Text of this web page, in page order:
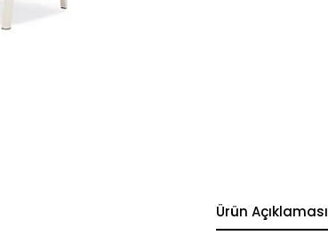
Ürün Açıklaması